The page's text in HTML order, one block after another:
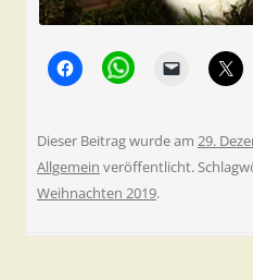
Dieser Beitrag wurde am 29.
Allgemein veröffentlicht.
Weihnachten 2019.